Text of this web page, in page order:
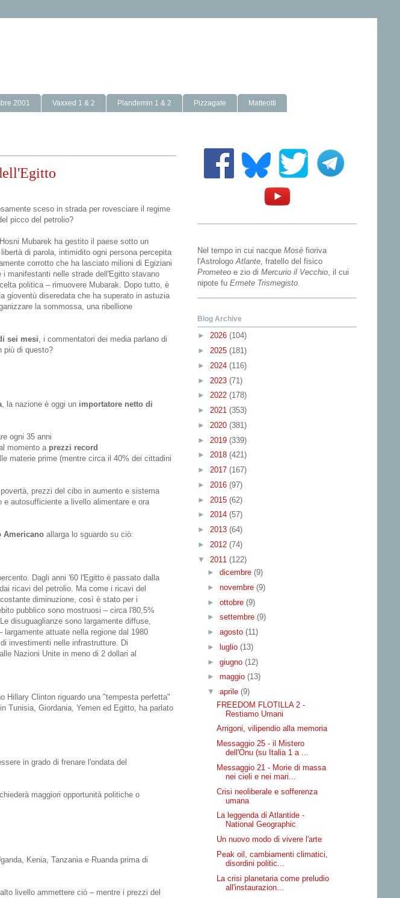
2001 Vaxxed 1 & 2 Plandemin 1 & 2 Pizzagate Matteotti
sceso in strada per rovesciare il regime
picco del petrolio?
Mubarek ha gestito il paese sotto un
di parola, intimidito ogni persona percepita
corrotto che ha lasciato milioni di Egiziani
manifestanti nelle strade dell'Egitto stavano
politica – rimuovere Mubarak. Dopo tutto, è
gioventù diseredata che ha superato in astuzia
la sommossa, una ribellione
sei mesi, i commentatori dei media parlano di
più di questo?
, la nazione è oggi un importatore netto di
ogni 35 anni
momento a prezzi record
materie prime (mentre circa il 40% dei cittadini
prezzi del cibo in aumento e sistema
autosufficiente a livello alimentare e ora
Americano allarga lo sguardo su ciò:
Dagli anni '60 l'Egitto è passato dalla
ricavi del petrolio. Ma come i ricavi del
diminuzione, così è stato per i
pubblico sono mostruosi – circa l'80,5%
disuguaglianze sono largamente diffuse,
attuate nella regione dal 1980
investimenti nelle infrastrutture. Di
Nazioni Unite in meno di 2 dollari al
Hillary Clinton riguardo una "tempesta perfetta"
Tunisia, Giordania, Yemen ed Egitto, ha parlato
in grado di frenare l'ondata del
maggiori opportunità politiche o
Kenia, Tanzania e Ruanda prima di
livello ammettere ciò – mentre i prezzi del
Nel tempo in cui nacque Mosè fioriva
l'Astrologo Atlante , fratello del fisico
Prometeo e zio di Mercurio il Vecchio , il cui
nipote fu Ermete Trismegisto
Blog Archive
► 2026 (104)
► 2025 (181)
► 2024 (116)
► 2023 (71)
► 2022 (178)
► 2021 (353)
► 2020 (381)
► 2019 (339)
► 2018 (421)
► 2017 (167)
► 2016 (97)
► 2015 (62)
► 2014 (57)
► 2013 (64)
► 2012 (74)
▼ 2011 (122)
► dicembre (9)
► novembre (9)
► ottobre (9)
► settembre (9)
► agosto (11)
►
luglio (13)
► giugno (12)
► maggio (13)
▼ aprile (9)
FREEDOM FLOTILLA 2 -
Restiamo Umani
Arrigoni, vilipendio alla memoria
Messaggio 25 - il Mistero
dell'Onu (su Italia 1 a ...
Messaggio 21 - Morie di massa
nei cieli e nei mari...
Crisi neoliberale e sofferenza
umana
La leggenda di Atlantide -
National Geographic
Un nuovo modo di vivere l'arte
Peak oil, cambiamenti climatici,
disordini politic...
La crisi planetaria come preludio
all'instaurazion...